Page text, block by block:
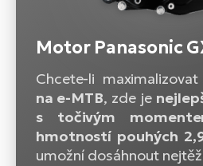
Motor Panasonic
Chcete-li maximalizovat
na e-MTB, zde je
s točivým
hmotností pouhých
umožní dosáhnout